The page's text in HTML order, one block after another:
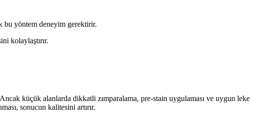
bu yöntem deneyim gerektirir.
kolaylaştırır.
Ancak küçük alanlarda dikkatli zımparalama, pre-stain uygulaması ve uygun leke
sonucun kalitesini artırır.